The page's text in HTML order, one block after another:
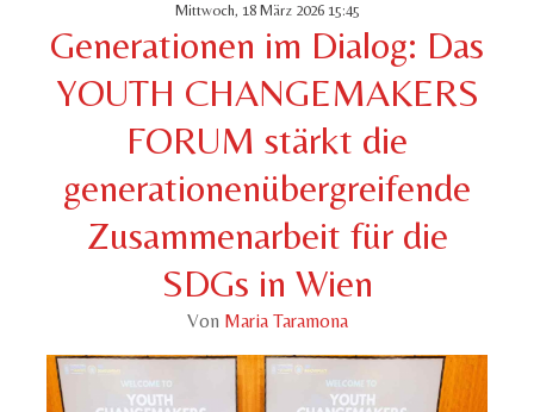
Mittwoch, 18 März 2026 15:45
Generationen im Dialog: Das
YOUTH CHANGEMAKERS
FORUM stärkt die
generationenübergreifende
Zusammenarbeit für die
SDGs in Wien
Von Maria Taramona